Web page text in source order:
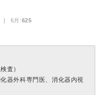
| 6月:625
査）
器外科専門医、消化器内視